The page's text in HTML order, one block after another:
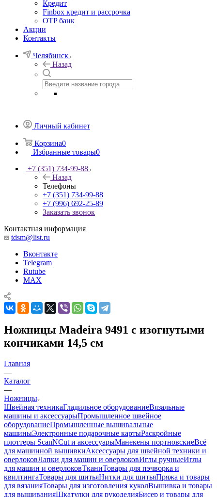
Кредит
Finbox кредит и рассрочка
OTP банк
Акции
Контакты
Челябинск
Назад
Личный кабинет
Корзина0
Избранные товары0
+7 (351) 734-99-88
Назад
Телефоны
+7 (351) 734-99-88
+7 (996) 692-25-89
Заказать звонок
Контактная информация
tdsm@list.ru
Вконтакте
Telegram
Rutube
MAX
Ножницы Madeira 9491 с изогнутыми
кончиками 14,5 см
Главная
—
Каталог
—
Ножницы
Швейная техникаГладильное оборудованиеВязальные
машины и аксессуарыПромышленное швейное
оборудованиеПромышленные вышивальные
машиныЭлектронные подарочные картыРаскройные
плоттеры ScanNCut и аксессуарыМанекены портновскиеВсё
для машинной вышивкиАксессуары для швейной техники и
оверлоковЛапки для машин и оверлоковИглы ручныеИглы
для машин и оверлоковТканиТовары для пэчворка и
квилтингаТовары для шитьяНитки для шитьяПряжа и товары
для вязанияТовары для изготовления куколВышивка и товары
для вышиванияШкатулки для рукоделияБисер и товары для